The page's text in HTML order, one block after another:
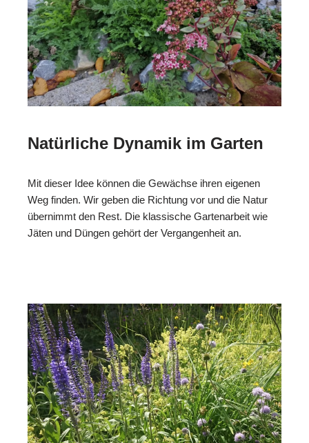
Natürliche Dynamik im Garten
Mit dieser Idee können die Gewächse ihren eigenen
Weg finden. Wir geben die Richtung vor und die Natur
übernimmt den Rest. Die klassische Gartenarbeit wie
Jäten und Düngen gehört der Vergangenheit an.